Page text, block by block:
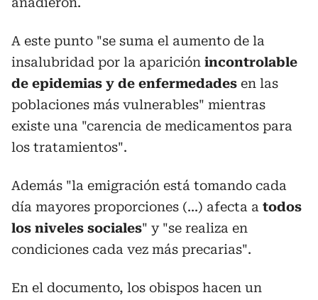
A este punto "se suma el aumento de la
insalubridad por la aparición incontrolable
de epidemias y de enfermedades en las
poblaciones más vulnerables" mientras
existe una "carencia de medicamentos para
los tratamientos".
Además "la emigración está tomando cada
día mayores proporciones (...) afecta a todos
los niveles sociales" y "se realiza en
condiciones cada vez más precarias".
En el documento, los obispos hacen un